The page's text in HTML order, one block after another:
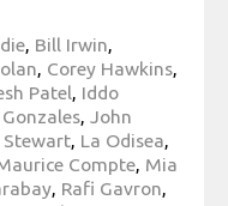
, Bill Irwin,
, Corey Hawkins,
Patel, Iddo
, John
Stewart, La Odisea,
Compte, Mia
, Rafi Gavron,